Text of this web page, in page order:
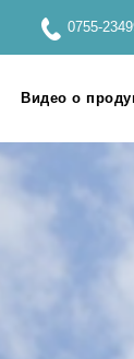
0755-
Видео о